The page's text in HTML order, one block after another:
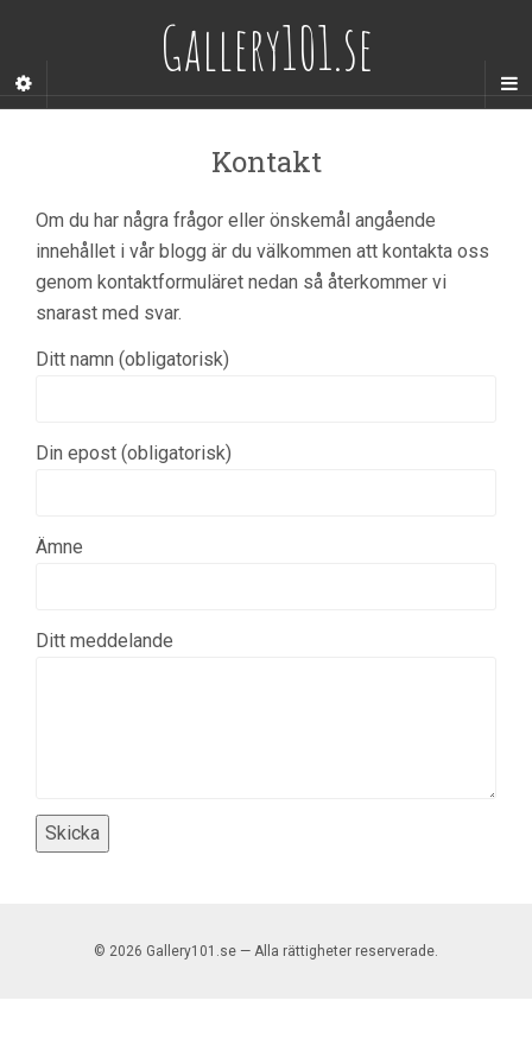
Gallery101.se
Kontakt
Om du har några frågor eller önskemål angående
innehållet i vår blogg är du välkommen att kontakta oss
genom kontaktformuläret nedan så återkommer vi
snarast med svar.
Ditt namn (obligatorisk)
Din epost (obligatorisk)
Ämne
Ditt meddelande
© 2026 Gallery101.se — Alla rättigheter reserverade.